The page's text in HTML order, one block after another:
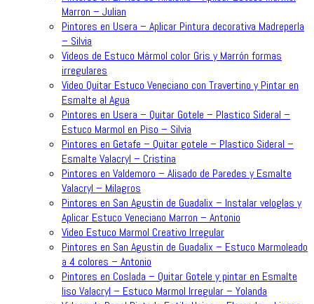
Marron – Julian
Pintores en Usera – Aplicar Pintura decorativa Madreperla
– Silvia
Videos de Estuco Mármol color Gris y Marrón formas
irregulares
Video Quitar Estuco Veneciano con Travertino y Pintar en
Esmalte al Agua
Pintores en Usera – Quitar Gotele – Plastico Sideral –
Estuco Marmol en Piso – Silvia
Pintores en Getafe – Quitar gotele – Plastico Sideral –
Esmalte Valacryl – Cristina
Pintores en Valdemoro – Alisado de Paredes y Esmalte
Valacryl – Milagros
Pintores en San Agustin de Guadalix – Instalar veloglas y
Aplicar Estuco Veneciano Marron – Antonio
Video Estuco Marmol Creativo Irregular
Pintores en San Agustin de Guadalix – Estuco Marmoleado
a 4 colores – Antonio
Pintores en Coslada – Quitar Gotele y pintar en Esmalte
liso Valacryl – Estuco Marmol Irregular – Yolanda